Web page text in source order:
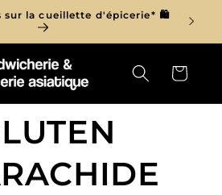
sur la cueillette d'épicerie* 🛍
Panier